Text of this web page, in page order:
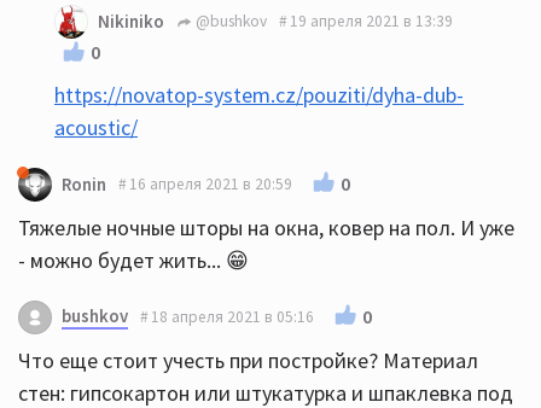
Nikiniko @bushkov 19 апреля 2021 в 13:39
0
https://novatop-system.cz/pouziti/dyha-dub-
acoustic/
Ronin 16 апреля 2021 в 20:59 0
Тяжелые ночные шторы на окна, ковер на пол. И уже
- можно будет жить... 😁
bushkov 18 апреля 2021 в 05:16 0
Что еще стоит учесть при постройке? Материал
стен: гипсокартон или штукатурка и шпаклевка под